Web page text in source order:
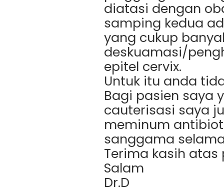
diatasi dengan
samping kedua
yang cukup
deskuamasi/
epitel cervix.
Untuk itu anda
Bagi pasien saya
cauterisasi saya
meminum
sanggama
Terima kasih
Salam
Dr.D